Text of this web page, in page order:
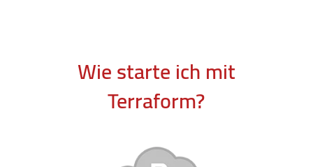
Wie starte ich mit
Terraform?